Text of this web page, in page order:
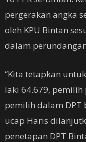
pergerakan angka
oleh KPU Bintan
dalam
“Kita tetapkan
laki 64.679,
pemilih dalam DPT
ucap Haris
penetapan DPT